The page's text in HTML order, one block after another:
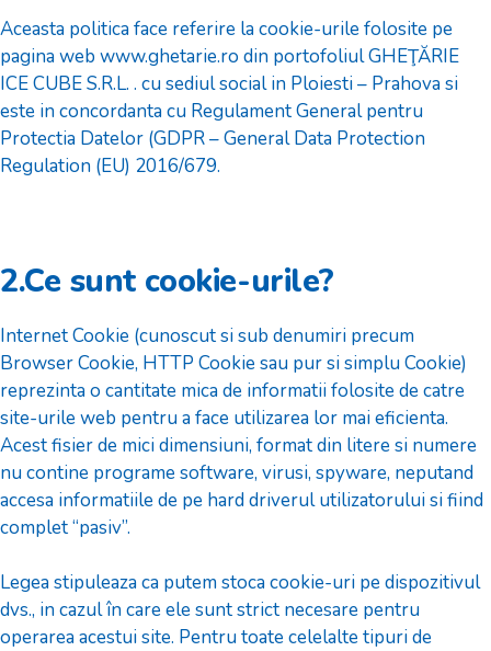
Aceasta politica face referire la cookie-urile folosite pe
pagina web www.ghetarie.ro din portofoliul GHEŢĂRIE
ICE CUBE S.R.L. . cu sediul social in Ploiesti – Prahova si
este in concordanta cu Regulament General pentru
Protectia Datelor (GDPR – General Data Protection
Regulation (EU) 2016/679.
2.Ce sunt cookie-urile?
Internet Cookie (cunoscut si sub denumiri precum
Browser Cookie, HTTP Cookie sau pur si simplu Cookie)
reprezinta o cantitate mica de informatii folosite de catre
site-urile web pentru a face utilizarea lor mai eficienta.
Acest fisier de mici dimensiuni, format din litere si numere
nu contine programe software, virusi, spyware, neputand
accesa informatiile de pe hard driverul utilizatorului si fiind
complet “pasiv”.
Legea stipuleaza ca putem stoca cookie-uri pe dispozitivul
dvs., in cazul în care ele sunt strict necesare pentru
operarea acestui site. Pentru toate celelalte tipuri de